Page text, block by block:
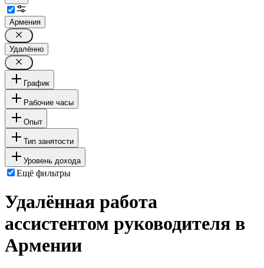
Армения
Удалённо
График
Рабочие часы
Опыт
Тип занятости
Уровень дохода
Ещё фильтры
Удалённая работа
ассистентом руководителя в
Армении